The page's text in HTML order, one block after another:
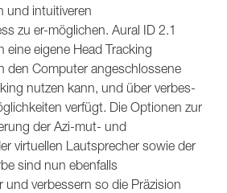
und intuitiveren
zu er-möglichen. Aural ID 2.1
eine eigene Head Tracking
den Computer angeschlossene
nutzen kann, und über verbes-
verfügt. Die Optionen zur
der Azi-mut- und
virtuellen Lautsprecher sowie der
sind nun ebenfalls
und verbessern so die Präzision